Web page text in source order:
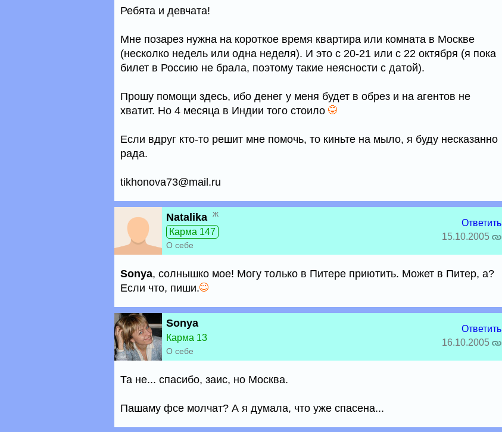
Ребята и девчата!
Мне позарез нужна на короткое время квартира или комната в Москве
(несколко недель или одна неделя). И это с 20-21 или с 22 октября (я пока
билет в Россию не брала, поэтому такие неясности с датой).
Прошу помощи здесь, ибо денег у меня будет в обрез и на агентов не
хватит. Но 4 месяца в Индии того стоило
Если вдруг кто-то решит мне помочь, то киньте на мыло, я буду несказанно
рада.
tikhonova73@mail.ru
Natalika ж
Карма 147
О себе
Ответить
15.10.2005
Sonya, солнышко мое! Могу только в Питере приютить. Может в Питер, а?
Если что, пиши.
Sonya
Карма 13
О себе
Ответить
16.10.2005
Та не... спасибо, заис, но Москва.
Пашаму фсе молчат? А я думала, что уже спасена...